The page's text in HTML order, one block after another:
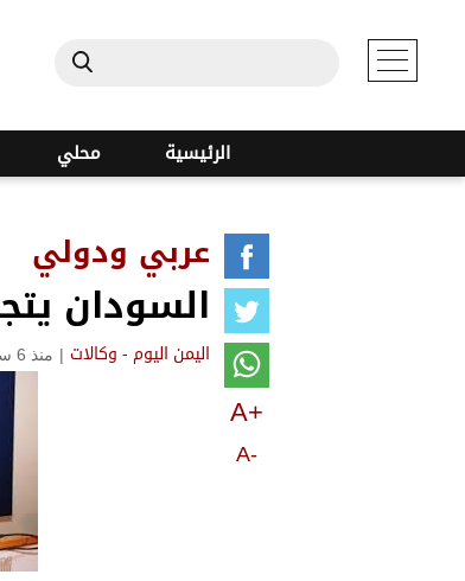
الرئيسية محلي
عربي ودولي
السودان
اليمن اليوم - وكالات | منذ 6 سنوات
A+
A-